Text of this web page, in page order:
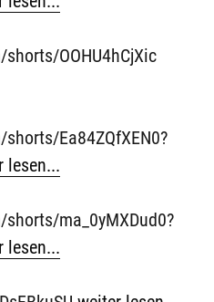
OOHU4hCjXic
Ea84ZQfXEN0?
lesen...
ma_0yMXDud0?
lesen...